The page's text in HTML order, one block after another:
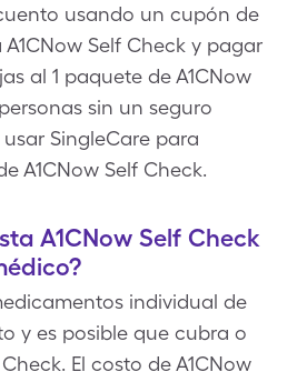
usando un cupón de
Self Check y pagar
al 1 paquete de A1CNow
sin un seguro
SingleCare para
A1CNow Self Check.
A1CNow Self Check
individual de
y es posible que cubra o
El costo de A1CNow